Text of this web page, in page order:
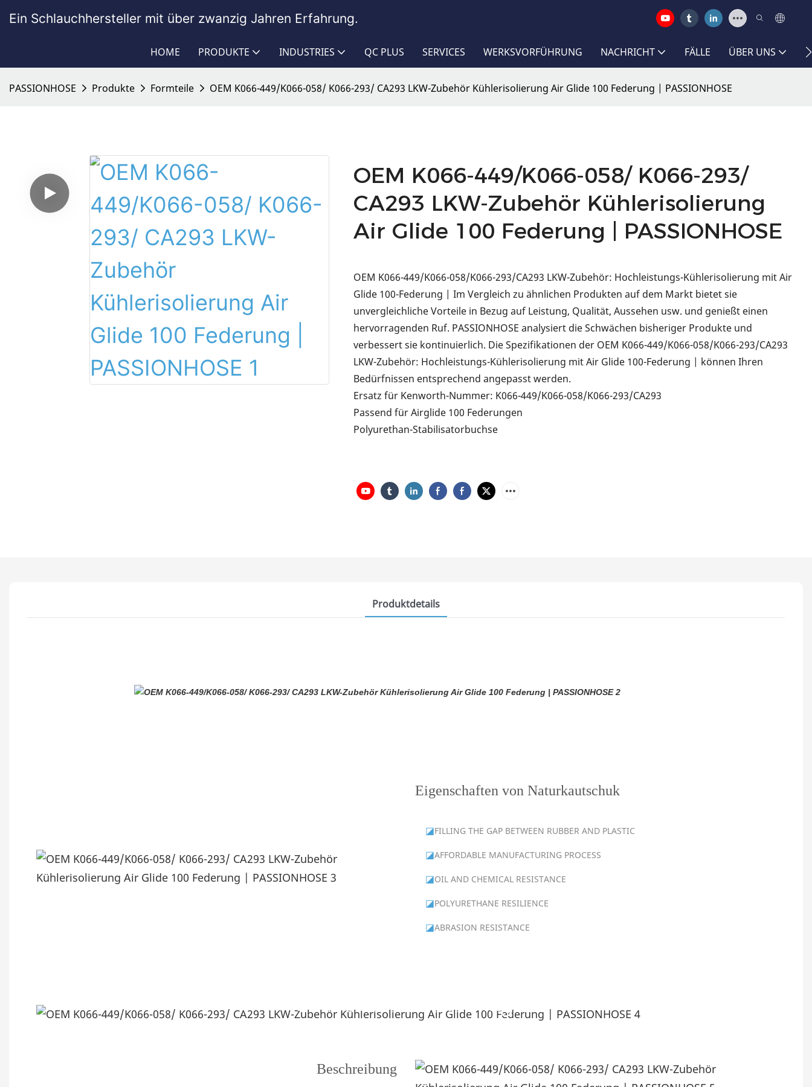
Ein Schlauchhersteller mit über zwanzig Jahren Erfahrung.
HOME PRODUKTE INDUSTRIES QC PLUS SERVICES WERKSVORFÜHRUNG NACHRICHT FÄLLE ÜBER UNS
PASSIONHOSE Produkte Formteile OEM K066-449/K066-058/ K066-293/ CA293 LKW-Zubehör Kühlerisolierung Air Glide 100 Federung | PASSIONHOSE
OEM K066-449/K066-058/ K066-293/
CA293 LKW-Zubehör Kühlerisolierung
Air Glide 100 Federung | PASSIONHOSE
OEM K066-449/K066-058/K066-293/CA293 LKW-Zubehör: Hochleistungs-Kühlerisolierung mit Air
Glide 100-Federung | Im Vergleich zu ähnlichen Produkten auf dem Markt bietet sie
unvergleichliche Vorteile in Bezug auf Leistung, Qualität, Aussehen usw. und genießt einen
hervorragenden Ruf. PASSIONHOSE analysiert die Schwächen bisheriger Produkte und
verbessert sie kontinuierlich. Die Spezifikationen der OEM K066-449/K066-058/K066-293/CA293
LKW-Zubehör: Hochleistungs-Kühlerisolierung mit Air Glide 100-Federung | können Ihren
Bedürfnissen entsprechend angepasst werden.
Ersatz für Kenworth-Nummer: K066-449/K066-058/K066-293/CA293
Passend für Airglide 100 Federungen
Polyurethan-Stabilisatorbuchse
Produktdetails
Eigenschaften von Naturkautschuk
◪FILLING THE GAP BETWEEN RUBBER AND PLASTIC
◪AFFORDABLE MANUFACTURING PROCESS
◪OIL AND CHEMICAL RESISTANCE
◪POLYURETHANE RESILIENCE
◪ABRASION RESISTANCE
Produktbeschreibung
Beschreibung